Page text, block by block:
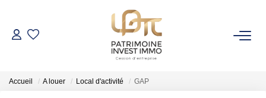
NOS BIENS
Accueil A louer Local d'activité GAP